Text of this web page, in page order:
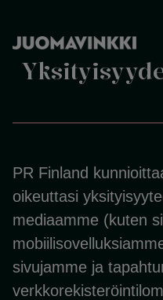
PR Finland
oikeuttasi
mediaamme (kuten
sivujamme ja